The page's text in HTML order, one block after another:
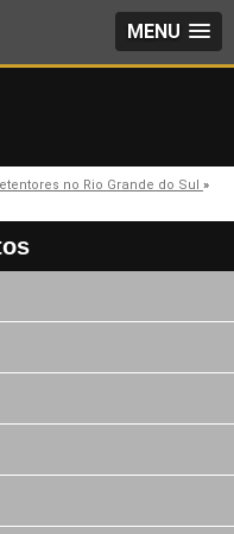
MENU
no Rio Grande do Sul »